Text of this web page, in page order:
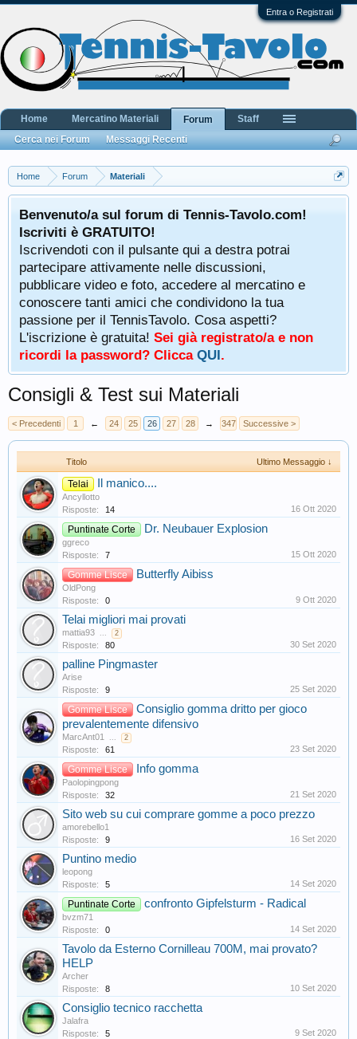
Entra o Registrati
Home Forum Materiali
Benvenuto/a sul forum di Tennis-Tavolo.com!
Iscriviti è GRATUITO!
Iscrivendoti con il pulsante qui a destra potrai
partecipare attivamente nelle discussioni,
pubblicare video e foto, accedere al mercatino e
conoscere tanti amici che condividono la tua
passione per il TennisTavolo. Cosa aspetti?
L'iscrizione è gratuita! Sei già registrato/a e non
ricordi la password? Clicca QUI.
Consigli & Test sui Materiali
< Precedenti 1 ← 24 25 26 27 28 → 347 Successive >
Titolo Ultimo Messaggio ↓
Telai Il manico....
Ancyllotto
Risposte:
14 16 Ott 2020
Puntinate Corte Dr. Neubauer Explosion
ggreco
Risposte:
7 15 Ott 2020
Gomme Lisce Butterfly Aibiss
OldPong
Risposte:
0 9 Ott 2020
Telai migliori mai provati
mattia93 ... 2
Risposte: 80 30 Set 2020
palline Pingmaster
Arise
Risposte:
9 25 Set 2020
Gomme Lisce
Consiglio gomma dritto per gioco
prevalentemente difensivo
MarcAnt01 ... 2
Risposte: 61 23 Set 2020
Gomme Lisce Info gomma
Paolopingpong
Risposte:
32 21 Set 2020
Sito web su cui comprare gomme a poco prezzo
amorebello1
Risposte:
9 16 Set 2020
Puntino medio
leopong
Risposte:
5 14 Set 2020
Puntinate Corte confronto Gipfelsturm - Radical
bvzm71
Risposte:
0 14 Set 2020
Tavolo da Esterno Cornilleau 700M, mai provato?
HELP
Archer
Risposte:
8 10 Set 2020
Consiglio tecnico racchetta
Jalafra
Risposte:
5 9 Set 2020
Home Mercatino Materiali
Forum
Cerca nei Forum
Messaggi Recenti
Staff